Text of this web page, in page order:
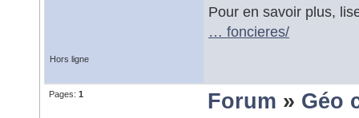
Pour en savoir plus,
… foncieres/
Hors ligne
Pages: 1 Forum » Géo